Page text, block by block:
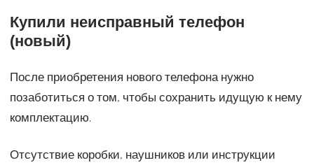
Купили неисправный телефон
(новый)
После приобретения нового телефона нужно
позаботиться о том, чтобы сохранить идущую к нему
комплектацию.
Отсутствие коробки, наушников или инструкции